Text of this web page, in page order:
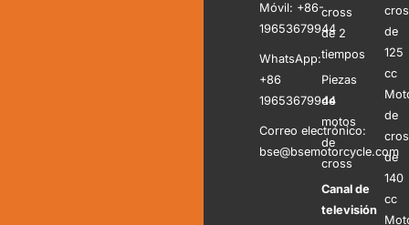
Móvil: +86-
19653679944
WhatsApp:
+86
19653679944
Correo electrónico:
bse@bsemotorcycle.com
cross
de 2
tiempos
Piezas
de
motos
de
cross
Canal de
televisión
de
125
cc
de
de
140
cc